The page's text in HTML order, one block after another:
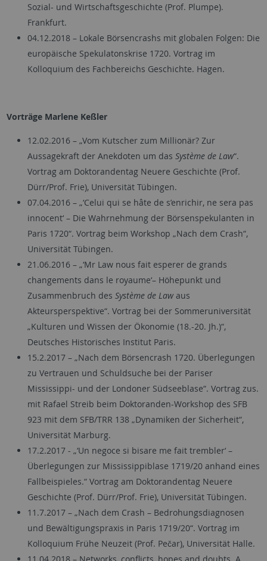
Sozial- und Wirtschaftsgeschichte (Prof. Plumpe).
Frankfurt.
04.12.2018 – Lokale Börsencrashs mit globalen Folgen: Die
europäische Spekulatonskrise 1720. Vortrag im
Kolloquium des Fachbereichs Geschichte. Hagen.
Vorträge Marlene Keßler
12.02.2016 – „Vom Kutscher zum Millionär? Zur
Aussagekraft der Anekdoten um das Système de Law“.
Vortrag am Doktorandentag Neuere Geschichte (Prof.
Dürr/Prof. Frie), Universität Tübingen.
07.04.2016 – „‘Celui qui se hâte de s’enrichir, ne sera pas
innocent‘ – Die Wahrnehmung der Börsenspekulanten in
Paris 1720“. Vortrag beim Workshop „Nach dem Crash“,
Universität Tübingen.
21.06.2016 – „‘Mr Law nous fait esperer de grands
changements dans le royaume‘– Höhepunkt und
Zusammenbruch des Système de Lawaus
Akteursperspektive“. Vortrag bei der Sommeruniversität
„Kulturen und Wissen der Ökonomie (18.-20. Jh.)“,
Deutsches Historisches Institut Paris.
15.2.2017 – „Nach dem Börsencrash 1720. Überlegungen
zu Vertrauen und Schuldsuche bei der Pariser
Mississippi- und der Londoner Südseeblase“. Vortrag zus.
mit Rafael Streib beim Doktoranden-Workshop des SFB
923 mit dem SFB/TRR 138 „Dynamiken der Sicherheit“,
Universität Marburg.
17.2.2017 - „‘Un negoce si bisare me fait trembler‘ –
Überlegungen zur Mississippiblase 1719/20 anhand eines
Fallbeispieles.“ Vortrag am Doktorandentag Neuere
Geschichte (Prof. Dürr/Prof. Frie), Universität Tübingen.
11.7.2017 – „Nach dem Crash – Bedrohungsdiagnosen
und Bewältigungspraxis in Paris 1719/20“. Vortrag im
Kolloquium Frühe Neuzeit (Prof. Pečar), Universität Halle.